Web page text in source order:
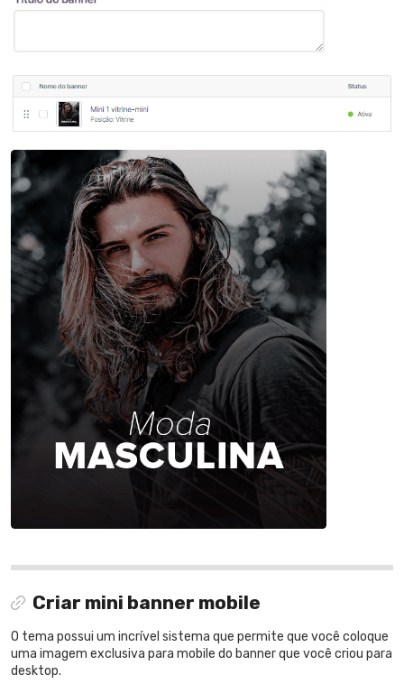
Criar mini banner mobile
O tema possui um incrível sistema que permite que você coloque
uma imagem exclusiva para mobile do banner que você criou para
desktop.